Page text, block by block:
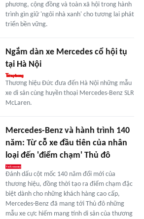
phương, cộng đồng và toàn xã hội trong hành
trình gìn giữ 'ngôi nhà xanh' cho tương lai phát
triển bền vững.
Ngắm dàn xe Mercedes cổ hội tụ
tại Hà Nội
Thương hiệu Đức đưa đến Hà Nội những mẫu
xe di sản cùng huyền thoại Mercedes‑Benz SLR
McLaren.
Mercedes-Benz và hành trình 140
năm: Từ cỗ xe đầu tiên của nhân
loại đến 'điểm chạm' Thủ đô
Đánh dấu cột mốc 140 năm đổi mới của
thương hiệu, đồng thời tạo ra điểm chạm đặc
biệt dành cho những khách hàng cao cấp,
Mercedes-Benz đã mang tới Thủ đô những
mẫu xe cực hiếm mang tính di sản của thương